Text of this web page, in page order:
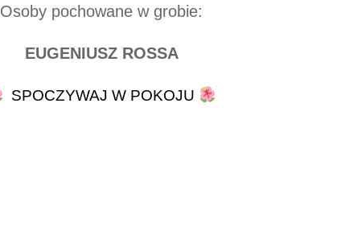
Osoby pochowane w grobie:
EUGENIUSZ ROSSA
SPOCZYWAJ W POKOJU